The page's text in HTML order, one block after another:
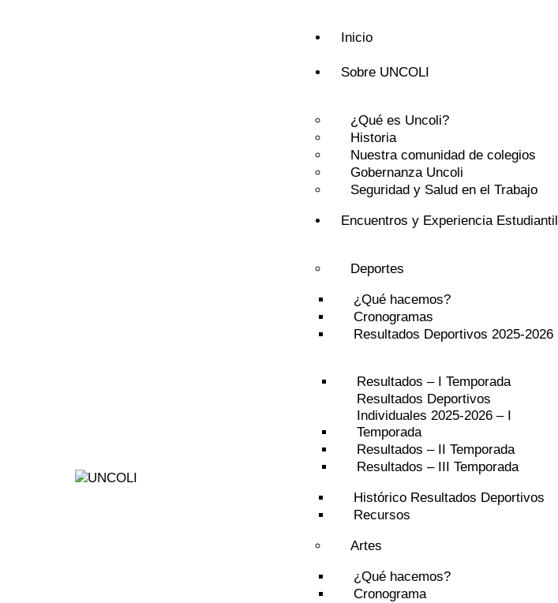
Inicio
Sobre UNCOLI
¿Qué es Uncoli?
Historia
Nuestra comunidad de colegios
Gobernanza Uncoli
Seguridad y Salud en el Trabajo
Encuentros y Experiencia Estudiantil
Deportes
¿Qué hacemos?
Cronogramas
Resultados Deportivos 2025-2026
Resultados – I Temporada
Resultados Deportivos
Individuales 2025-2026 – I
Temporada
Resultados – II Temporada
Resultados – III Temporada
Histórico Resultados Deportivos
Recursos
Artes
¿Qué hacemos?
Cronograma